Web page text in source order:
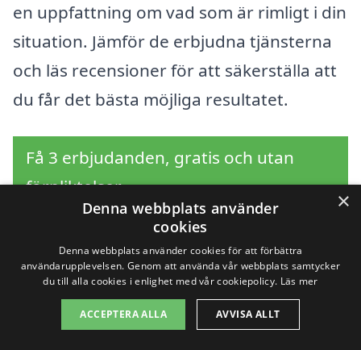
en uppfattning om vad som är rimligt i din
situation. Jämför de erbjudna tjänsterna
och läs recensioner för att säkerställa att
du får det bästa möjliga resultatet.
Få 3 erbjudanden, gratis och utan
förpliktelser
Sök efter en
professionell för
×
Denna webbplats använder
cookies
Denna webbplats använder cookies för att förbättra
användarupplevelsen. Genom att använda vår webbplats samtycker
du till alla cookies i enlighet med vår cookiepolicy. Läs mer
ACCEPTERA ALLA AVVISA ALLT